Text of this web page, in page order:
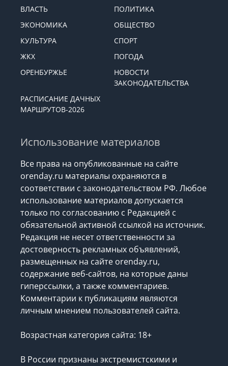
ВЛАСТЬ
ПОЛИТИКА
ЭКОНОМИКА
ОБЩЕСТВО
КУЛЬТУРА
СПОРТ
ЖКХ
ПОГОДА
ОРЕНБУРЖЬЕ
НОВОСТИ
ЗАКОНОДАТЕЛЬСТВА
РАСПИСАНИЕ ДАЧНЫХ
МАРШРУТОВ-2026
Использование материалов
Все права на опубликованные на сайте
orenday.ru материалы охраняются в
соответствии с законодательством РФ. Любое
использование материалов допускается
только по согласованию с Редакцией с
обязательной активной ссылкой на источник.
Редакция не несет ответственности за
достоверность рекламных объявлений,
размещенных на сайте orenday.ru,
содержание веб-сайтов, на которые даны
гиперссылки, а также комментариев.
Комментарии к публикациям являются
личным мнением пользователей сайта.
Возрастная категория сайта: 18+
В России признаны экстремистскими и